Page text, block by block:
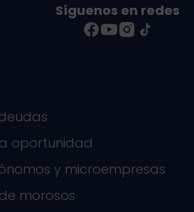
o
Síguenos en redes
oportunidad
y microempresas
morosos